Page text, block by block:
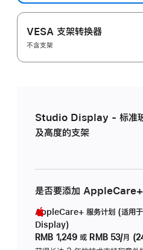
VESA 支架转换器
不含支架
Studio Display - 标准
及高度的支架
是否要添加 AppleCare+
AppleCare+ 服务计划 (适用
Display)
RMB 1,249 或 RMB 53/月